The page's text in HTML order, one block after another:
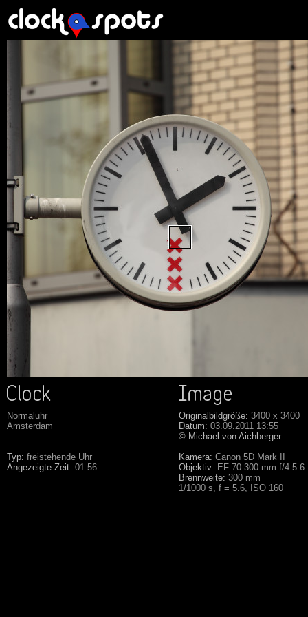
Normaluhr
Amsterdam
Typ: freistehende Uhr
Angezeigte Zeit: 01:56
Originalbildgröße: 3400 x 3400
Datum: 03.09.2011 13:55
© Michael von Aichberger
Kamera: Canon 5D Mark II
Objektiv: EF 70-300 mm f/4-
Brennweite: 300 mm
1/1000 s, f = 5.6, ISO 160